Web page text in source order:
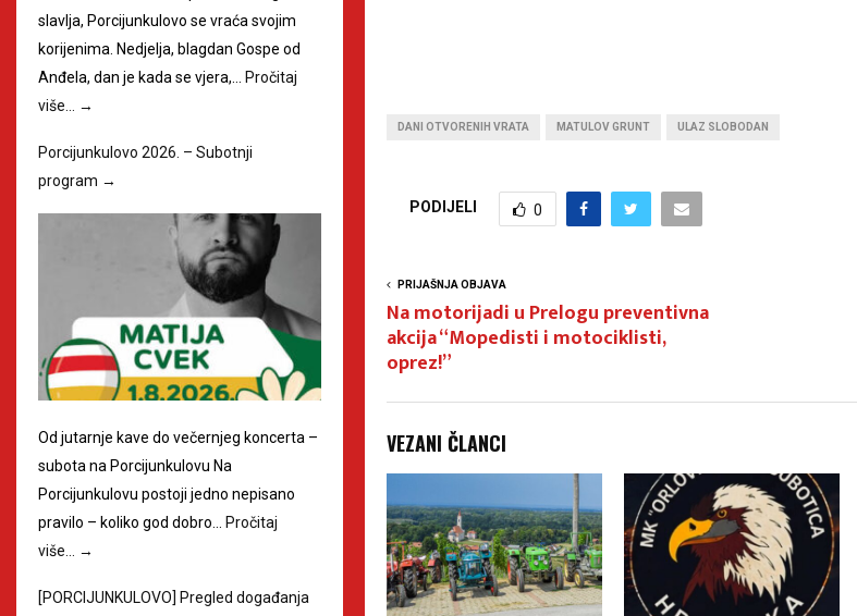
DANI OTVORENIH VRATA MATULOV GRUNT ULAZ SLOBODAN
PODIJELI 0
PRIJAŠNJA OBJAVA
Na motorijadi u Prelogu preventivna
akcija “Mopedisti i motociklisti,
oprez!”
VEZANI ČLANCI
slavlja, Porcijunkulovo se vraća svojim
korijenima. Nedjelja, blagdan Gospe od
Anđela, dan je kada se vjera,…
Pročitaj
više…
→
Porcijunkulovo 2026. – Subotnji
program →
Od jutarnje kave do večernjeg koncerta –
subota na Porcijunkulovu Na
Porcijunkulovu postoji jedno nepisano
pravilo – koliko god dobro… Pročitaj
više… →
[PORCIJUNKULOVO] Pregled događanja